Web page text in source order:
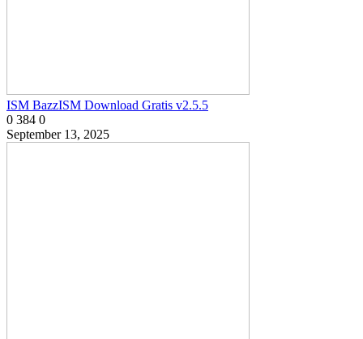
ISM BazzISM Download Gratis v2.5.5
0 384 0
September 13, 2025